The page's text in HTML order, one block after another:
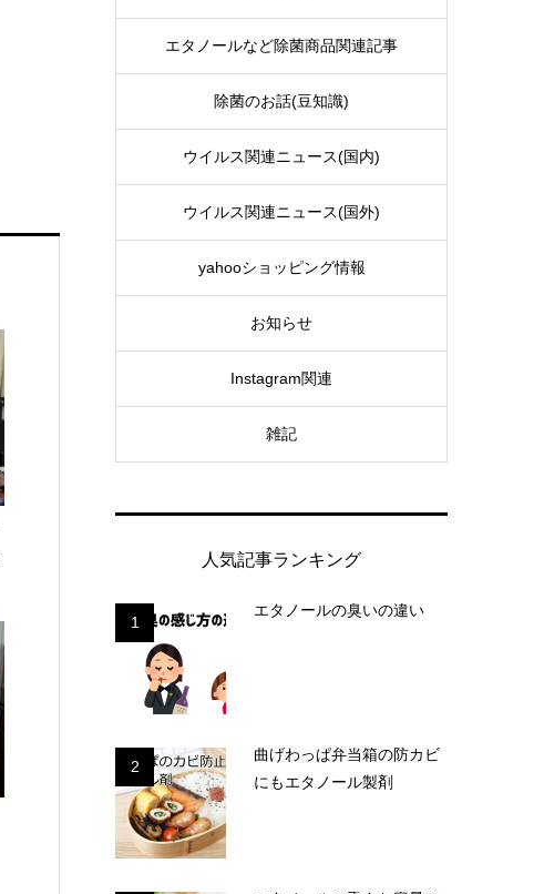
エタノールなど除菌商品関連記事
除菌のお話(豆知識)
ウイルス関連ニュース(国内)
ウイルス関連ニュース(国外)
yahooショッピング情報
お知らせ
Instagram関連
雑記
人気記事ランキング
1
エタノールの臭いの違い
2
曲げわっぱ弁当箱の防カビ
にもエタノール製剤